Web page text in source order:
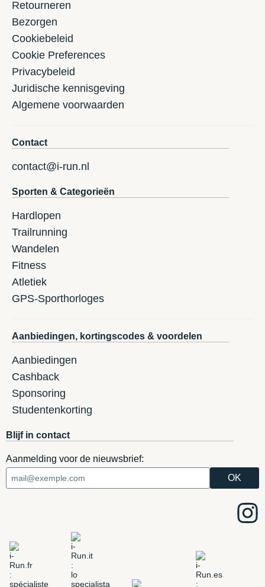
Retourneren
Bezorgen
Cookiebeleid
Cookie Preferences
Privacybeleid
Juridische kennisgeving
Algemene voorwaarden
Contact
contact@i-run.nl
Sporten & Categorieën
Hardlopen
Trailrunning
Wandelen
Fitness
Atletiek
GPS-Sporthorloges
Aanbiedingen, kortingscodes & voordelen
Aanbiedingen
Cashback
Sponsoring
Studentenkorting
Blijf in contact
Aanmelding voor de nieuwsbrief: